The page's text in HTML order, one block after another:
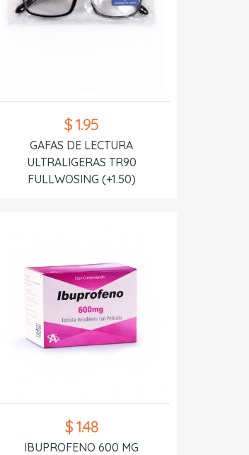
$ 1.95
GAFAS DE LECTURA
ULTRALIGERAS TR90
FULLWOSING (+1.50)
$ 1.48
IBUPROFENO 600 MG